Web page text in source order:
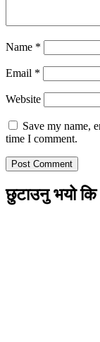
Name *
Email *
Website
Save my name,
time I comment.
छुटाउनु भयो कि